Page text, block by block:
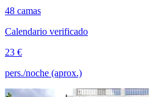
48 camas
Calendario verificado
23 €
pers./noche (aprox.)